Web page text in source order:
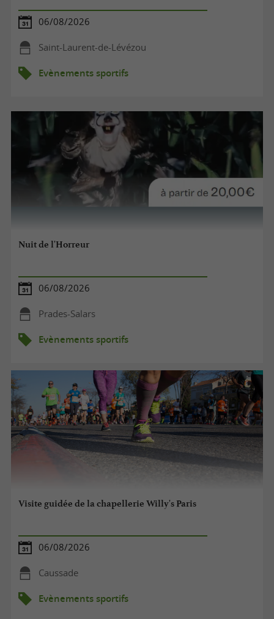
06/08/2026
Saint-Laurent-de-Lévézou
Evènements sportifs
Nuit de l'Horreur
06/08/2026
Prades-Salars
Evènements sportifs
Visite guidée de la chapellerie Willy's Paris
06/08/2026
Caussade
Evènements sportifs